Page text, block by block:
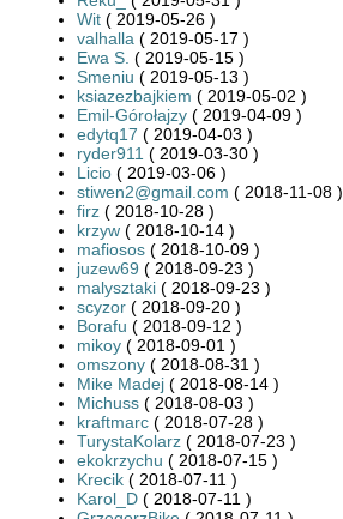
Wit ( 2019-05-26 )
valhalla ( 2019-05-17 )
Ewa S. ( 2019-05-15 )
Smeniu ( 2019-05-13 )
ksiazezbajkiem ( 2019-05-02 )
Emil-Górołajzy ( 2019-04-09 )
edytq17 ( 2019-04-03 )
ryder911 ( 2019-03-30 )
Licio ( 2019-03-06 )
stiwen2@gmail.com ( 2018-11-08 )
firz ( 2018-10-28 )
krzyw ( 2018-10-14 )
mafiosos ( 2018-10-09 )
juzew69 ( 2018-09-23 )
malysztaki ( 2018-09-23 )
scyzor ( 2018-09-20 )
Borafu ( 2018-09-12 )
mikoy ( 2018-09-01 )
omszony ( 2018-08-31 )
Mike Madej ( 2018-08-14 )
Michuss ( 2018-08-03 )
kraftmarc ( 2018-07-28 )
TurystaKolarz ( 2018-07-23 )
ekokrzychu ( 2018-07-15 )
Krecik ( 2018-07-11 )
Karol_D ( 2018-07-11 )